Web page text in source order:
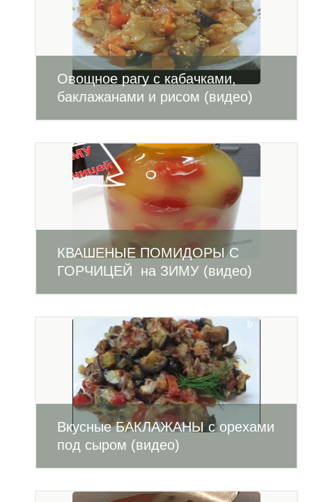
Овощное рагу с кабачками,
баклажанами и рисом (видео)
КВАШЕНЫЕ ПОМИДОРЫ С
ГОРЧИЦЕЙ на ЗИМУ (видео)
Вкусные БАКЛАЖАНЫ с орехами
под сыром (видео)